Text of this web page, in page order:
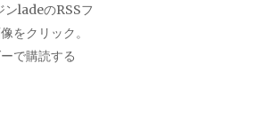
ンladeのRSSフ
をクリック。
で購読する